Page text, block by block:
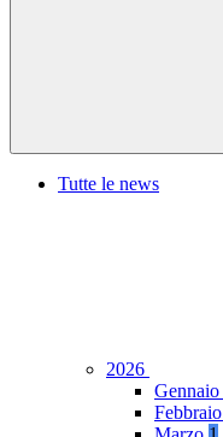
Tutte le news
2026
Gennaio
Febbraio